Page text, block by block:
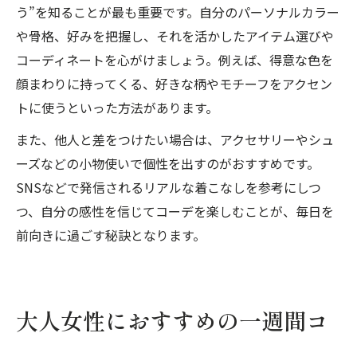
う”を知ることが最も重要です。自分のパーソナルカラー
や骨格、好みを把握し、それを活かしたアイテム選びや
コーディネートを心がけましょう。例えば、得意な色を
顔まわりに持ってくる、好きな柄やモチーフをアクセン
トに使うといった方法があります。
また、他人と差をつけたい場合は、アクセサリーやシュ
ーズなどの小物使いで個性を出すのがおすすめです。
SNSなどで発信されるリアルな着こなしを参考にしつ
つ、自分の感性を信じてコーデを楽しむことが、毎日を
前向きに過ごす秘訣となります。
大人女性におすすめの一週間コ